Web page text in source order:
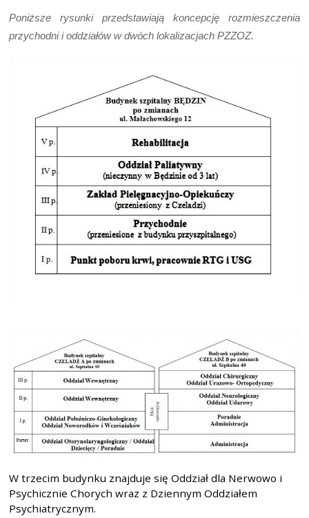
Poniższe rysunki przedstawiają koncepcję rozmieszczenia
przychodni i oddziałów w dwóch lokalizacjach PZZOZ.
W trzecim budynku znajduje się Oddział dla Nerwowo i
Psychicznie Chorych wraz z Dziennym Oddziałem
Psychiatrycznym.